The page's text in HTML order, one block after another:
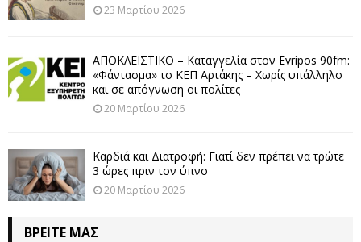
23 Μαρτίου 2026
ΑΠΟΚΛΕΙΣΤΙΚΟ – Καταγγελία στον Evripos 90fm:
«Φάντασμα» το ΚΕΠ Αρτάκης – Χωρίς υπάλληλο
και σε απόγνωση οι πολίτες
20 Μαρτίου 2026
Καρδιά και Διατροφή: Γιατί δεν πρέπει να τρώτε
3 ώρες πριν τον ύπνο
20 Μαρτίου 2026
ΒΡΕΊΤΕ ΜΑΣ